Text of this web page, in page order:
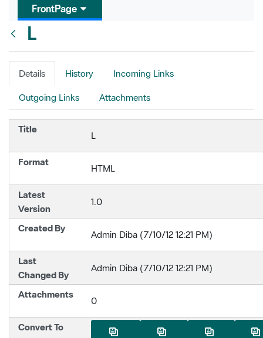
FrontPage
L
Details History Incoming Links
Outgoing Links Attachments
Title
L
Format
HTML
Latest
Version
1.0
Created By
Admin Diba (7/10/12 12:21 PM)
Last
Changed By
Admin Diba (7/10/12 12:21 PM)
Attachments
0
Convert To